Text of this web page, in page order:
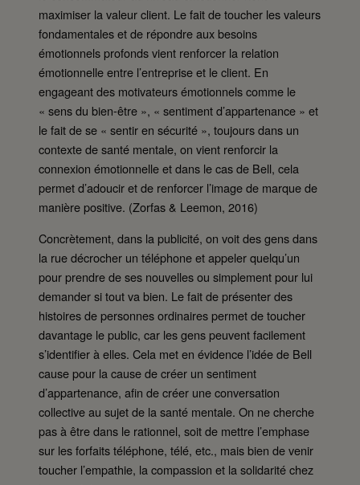
maximiser la valeur client. Le fait de toucher les valeurs
fondamentales et de répondre aux besoins
émotionnels profonds vient renforcer la relation
émotionnelle entre l’entreprise et le client. En
engageant des motivateurs émotionnels comme le
« sens du bien-être », « sentiment d’appartenance » et
le fait de se « sentir en sécurité », toujours dans un
contexte de santé mentale, on vient renforcir la
connexion émotionnelle et dans le cas de Bell, cela
permet d’adoucir et de renforcer l’image de marque de
manière positive. (Zorfas & Leemon, 2016)
Concrètement, dans la publicité, on voit des gens dans
la rue décrocher un téléphone et appeler quelqu’un
pour prendre de ses nouvelles ou simplement pour lui
demander si tout va bien. Le fait de présenter des
histoires de personnes ordinaires permet de toucher
davantage le public, car les gens peuvent facilement
s’identifier à elles. Cela met en évidence l’idée de Bell
cause pour la cause de créer un sentiment
d’appartenance, afin de créer une conversation
collective au sujet de la santé mentale. On ne cherche
pas à être dans le rationnel, soit de mettre l’emphase
sur les forfaits téléphone, télé, etc., mais bien de venir
toucher l’empathie, la compassion et la solidarité chez